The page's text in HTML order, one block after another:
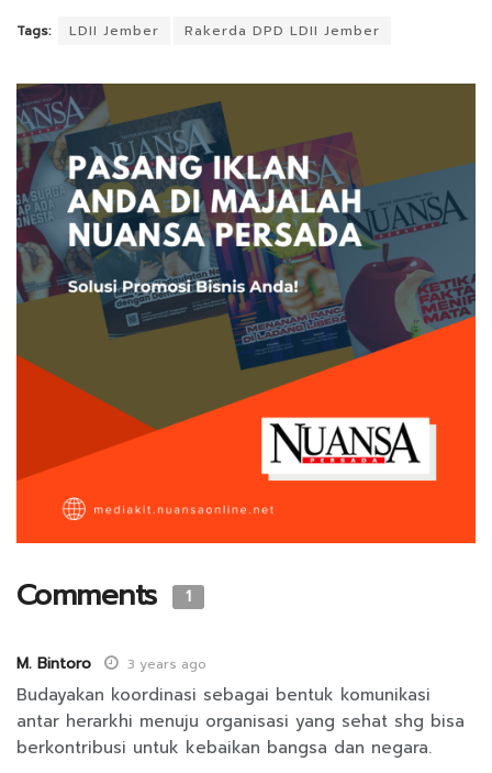
Tags: LDII Jember Rakerda DPD LDII Jember
Comments 1
M. Bintoro 3 years ago
Budayakan koordinasi sebagai bentuk komunikasi
antar herarkhi menuju organisasi yang sehat shg bisa
berkontribusi untuk kebaikan bangsa dan negara.